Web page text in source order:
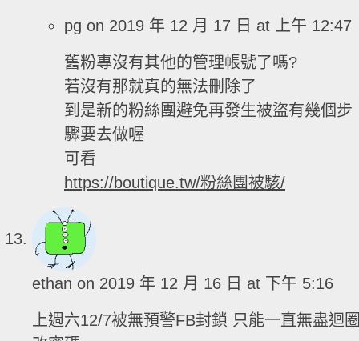
pg on 2019 年 12 月 17 日 at 上午 12:47
舊粉專沒有其他的管理帳號了嗎?
若沒有那就真的無法刪除了
到是新的粉絲團避免再發生被盜有幾個步
驟要去做喔
可看
https://boutique.tw/粉絲團被駭/
ethan on 2019 年 12 月 16 日 at 下午 5:16
上週六12/7被無預警FB封鎖 只能一直無盡迴